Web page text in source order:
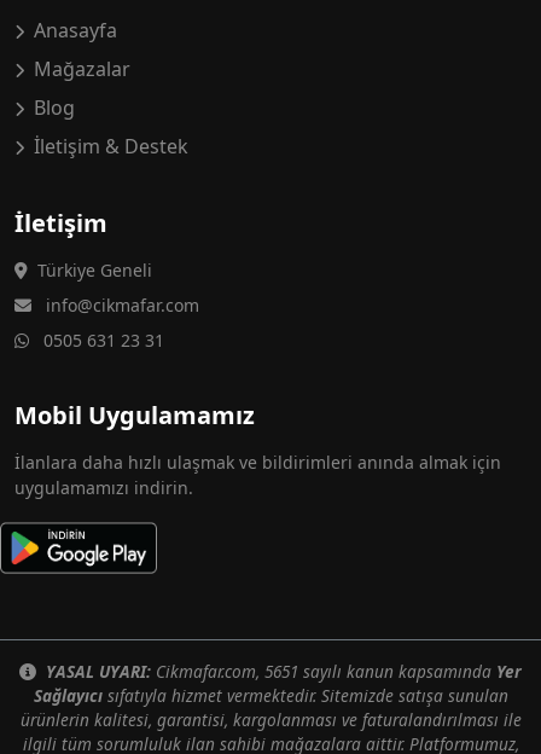
Anasayfa
Mağazalar
Blog
İletişim & Destek
İletişim
Türkiye Geneli
info@cikmafar.com
0505 631 23 31
Mobil Uygulamamız
İlanlara daha hızlı ulaşmak ve bildirimleri anında almak için
uygulamamızı indirin.
YASAL UYARI: Cikmafar.com, 5651 sayılı kanun kapsamında Yer
Sağlayıcısıfatıyla hizmet vermektedir. Sitemizde satışa sunulan
ürünlerin kalitesi, garantisi, kargolanması ve faturalandırılması ile
ilgili tüm sorumluluk ilan sahibi mağazalara aittir. Platformumuz,